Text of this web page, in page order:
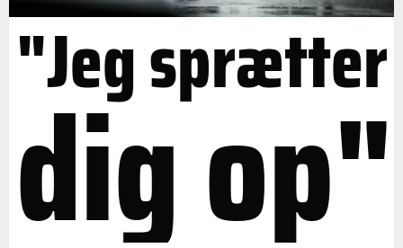
"Jeg sprætter
dig op"